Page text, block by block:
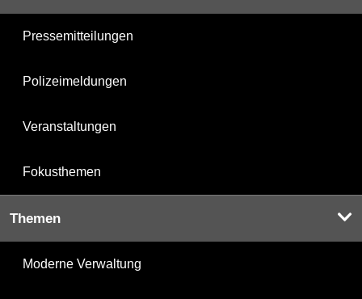
Pressemitteilungen
Polizeimeldungen
Veranstaltungen
Fokusthemen
Themen
Moderne Verwaltung